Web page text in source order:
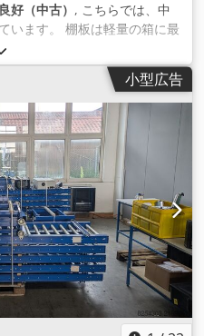
良好（中古） , こちらでは、中
います。 棚板は軽量の箱に最
く収容できます。 木箱の棚板
別に調整することが可能で
レベル間の距離は、六角レン
ます。 水準器の両側にはガイ
取り付けられています。 を
いようにする。 テクニカルデ
ワテック 商品概要: ダンボー
：2015年頃 備考 ラックは
み立てた状態でお届けしま
含まれます。 01x 木箱棚, 中
610mm 全高：約1,915mm
1段あたりの耐荷重：約15kg
レベル数：04個 1段あた
（フレーム）径：約27mm ロ
プロフィールdim.ロールバ
小型広告